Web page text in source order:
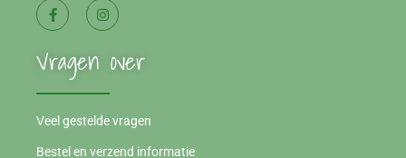
Vragen over
Veel gestelde vragen
Bestel en verzend informatie